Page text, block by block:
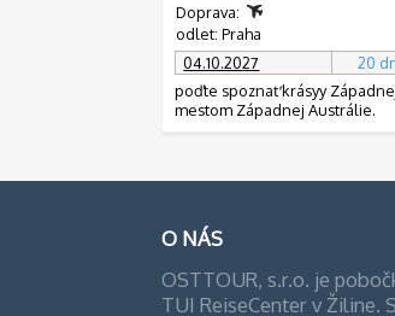
Doprava:
odlet: Praha
04.10.2027
20
poďte spoznať krásyy
mestom Západnej Austrálie.
O NÁS
OSTTOUR, s.r.o. je
TUI ReiseCenter v Žiline.